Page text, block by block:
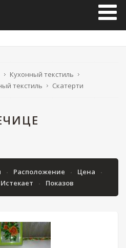
Кухонный текстиль
текстиль Скатерти
Расположение
Цена
Истекает Показов